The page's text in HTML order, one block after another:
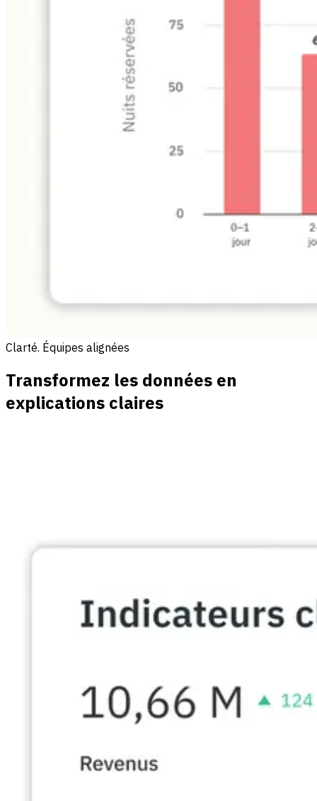
Clarté. Équipes alignées
Transformez les données en
explications claires